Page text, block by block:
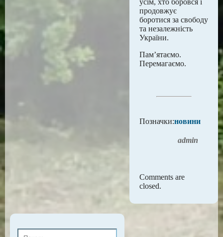
усім, хто боровся і
продовжує
боротися за свободу
та незалежність
України.
Пам’ятаємо.
Перемагаємо.
Позначки:новини
admin
Comments are
closed.